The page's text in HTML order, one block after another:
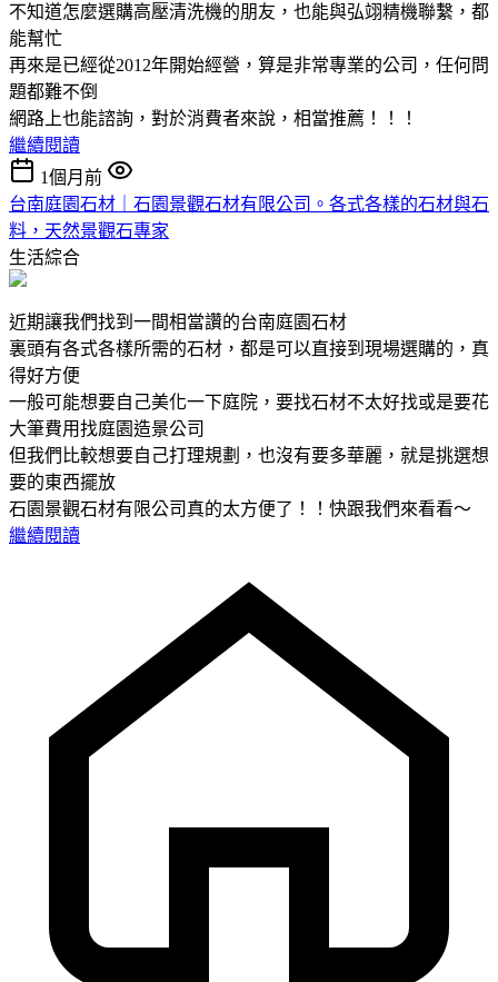
不知道怎麼選購高壓清洗機的朋友，也能與弘翊精機聯繫，都
能幫忙
再來是已經從2012年開始經營，算是非常專業的公司，任何問
題都難不倒
網路上也能諮詢，對於消費者來說，相當推薦！！！
繼續閱讀
1個月前
台南庭園石材｜石園景觀石材有限公司。各式各樣的石材與石
料，天然景觀石專家
生活綜合
近期讓我們找到一間相當讚的台南庭園石材
裏頭有各式各樣所需的石材，都是可以直接到現場選購的，真
得好方便
一般可能想要自己美化一下庭院，要找石材不太好找或是要花
大筆費用找庭園造景公司
但我們比較想要自己打理規劃，也沒有要多華麗，就是挑選想
要的東西擺放
石園景觀石材有限公司真的太方便了！！快跟我們來看看～
繼續閱讀